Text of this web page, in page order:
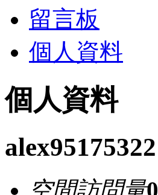
留言板
個人資料
個人資料
alex95175322
空間訪問量0